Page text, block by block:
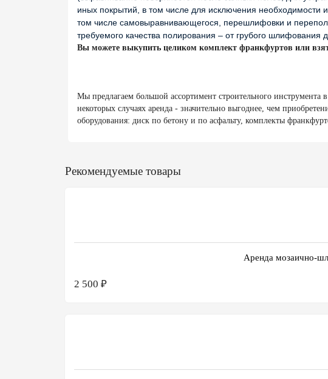
иных покрытий, в том числе для исключения необходимости
том числе самовыравнивающегося, перешлифовки и
требуемого качества полирования – от грубого шлифования
Вы можете выкупить целиком комплект франкфуртов или
Мы предлагаем большой ассортимент строительного инструмента
некоторых случаях аренда - значительно выгоднее, чем
оборудования: диск по бетону и по асфальту, комплекты
Рекомендуемые товары
Аренда мозаично-
2 500 ₽